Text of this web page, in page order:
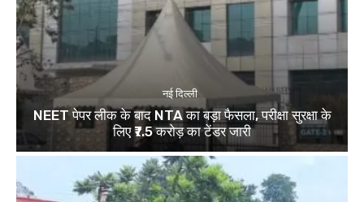
नई दिल्ली
NEET पेपर लीक के बाद NTA का बड़ा फैसला, परीक्षा सुरक्षा के
लिए ₹7.5 करोड़ का टेंडर जारी